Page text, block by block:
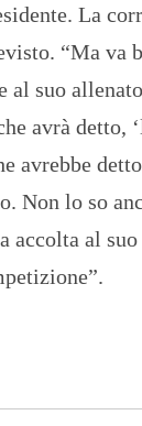
La
“Ma va
suo
avrà detto,
avrebbe
Non lo so
accolta al